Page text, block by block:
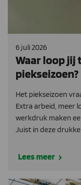
6 juli 2026
Waar loop jij
piekseizoen?
Het piekseizoen
Extra arbeid, meer
werkdruk maken
Juist in deze
Lees meer